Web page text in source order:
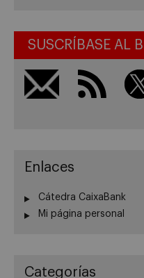
SUSCRÍBASE AL
Enlaces
Cátedra CaixaBank
Mi página personal
Categorías